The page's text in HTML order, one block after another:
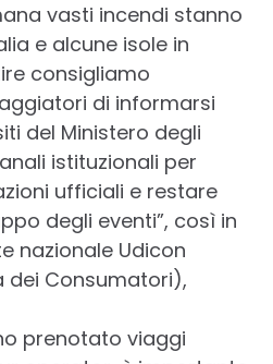
vasti incendi stanno
e alcune isole in
consigliamo
di informarsi
del Ministero degli
istituzionali per
ufficiali e restare
degli eventi”, così in
nazionale Udicon
dei Consumatori),
prenotato viaggi